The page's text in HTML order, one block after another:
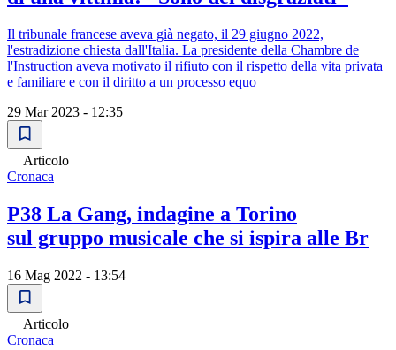
Il tribunale francese aveva già negato, il 29 giugno 2022,
l'estradizione chiesta dall'Italia. La presidente della Chambre de
l'Instruction aveva motivato il rifiuto con il rispetto della vita privata
e familiare e con il diritto a un processo equo
29 Mar 2023 - 12:35
Articolo
Cronaca
P38 La Gang, indagine a Torino
sul gruppo musicale che si ispira alle Br
16 Mag 2022 - 13:54
Articolo
Cronaca